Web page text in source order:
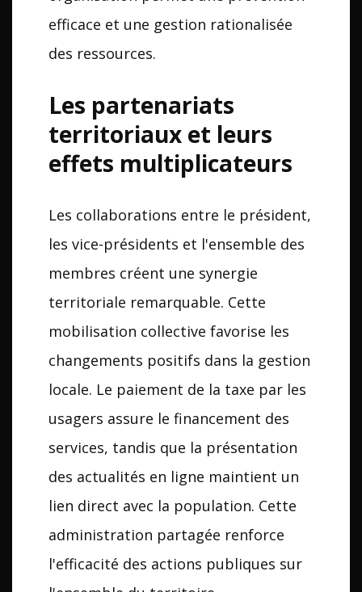
efficace et une gestion rationalisée
des ressources.
Les partenariats
territoriaux et leurs
effets multiplicateurs
Les collaborations entre le président,
les vice-présidents et l'ensemble des
membres créent une synergie
territoriale remarquable. Cette
mobilisation collective favorise les
changements positifs dans la gestion
locale. Le paiement de la taxe par les
usagers assure le financement des
services, tandis que la présentation
des actualités en ligne maintient un
lien direct avec la population. Cette
administration partagée renforce
l'efficacité des actions publiques sur